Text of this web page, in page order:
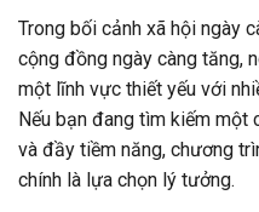
Trong bối cảnh xã hội ngày
cộng đồng ngày càng tăng,
một lĩnh vực thiết yếu với
Nếu bạn đang tìm kiếm
và đầy tiềm năng, chương
chính là lựa chọn lý tưởng.